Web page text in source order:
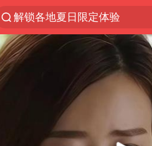
解锁各地夏日限定体验
视频丨中国东方电气集团原
台风白海豚闭眼浙江上海处于
香港宏福苑火灾或由烟头引起
网约车司机充电时猝死保险
中国父女泰国骑摩托车坠崖1